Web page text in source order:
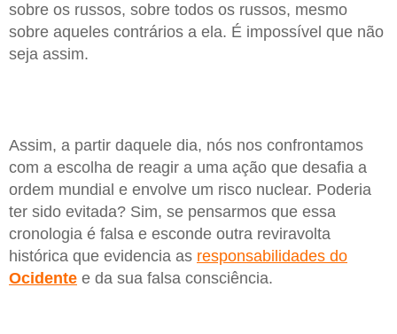
sobre os russos, sobre todos os russos, mesmo
sobre aqueles contrários a ela. É impossível que não
seja assim.
Assim, a partir daquele dia, nós nos confrontamos
com a escolha de reagir a uma ação que desafia a
ordem mundial e envolve um risco nuclear. Poderia
ter sido evitada? Sim, se pensarmos que essa
cronologia é falsa e esconde outra reviravolta
histórica que evidencia as responsabilidades do
Ocidente e da sua falsa consciência.